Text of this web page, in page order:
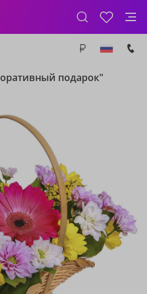
подарок"